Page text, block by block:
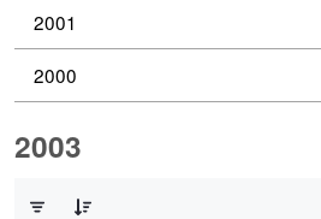
2001
2000
2003